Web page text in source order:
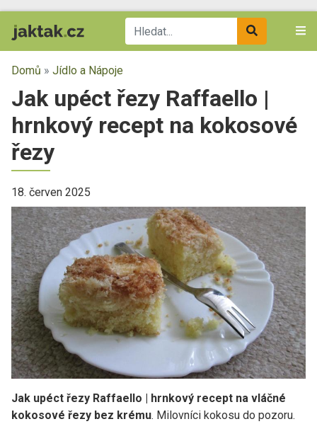
Domů » Jídlo a Nápoje
Jak upéct řezy Raffaello |
hrnkový recept na kokosové
řezy
18. červen 2025
Jak upéct řezy Raffaello | hrnkový recept na vláčné
kokosové řezy bez krému. Milovníci kokosu do pozoru.